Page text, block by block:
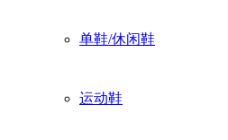
单鞋/休闲鞋
运动鞋